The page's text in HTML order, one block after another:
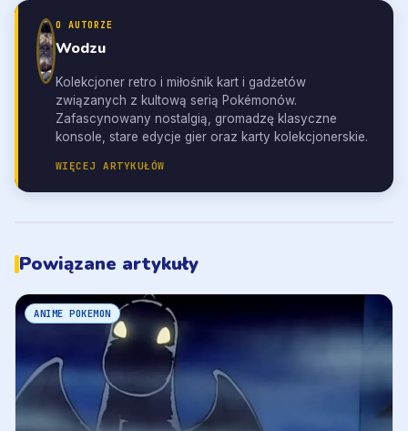
O AUTORZE
Wodzu
Kolekcjoner retro i miłośnik kart i gadżetów
związanych z kultową serią Pokémonów.
Zafascynowany nostalgią, gromadzę klasyczne
konsole, stare edycje gier oraz karty kolekcjonerskie.
WIĘCEJ ARTYKUŁÓW
Powiązane artykuły
ANIME POKEMON